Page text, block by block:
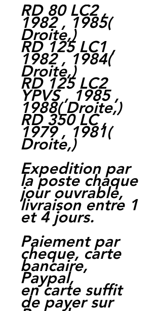
RD 80 LC2 ,
1982 , 1985(
Droite,)
RD 125 LC1 ,
1982 , 1984(
Droite,)
RD 125 LC2
YPVS , 1985 ,
1988(Droite,)
RD 350 LC ,
1979 , 1981(
Droite,)
Expedition par
la poste chaque
jour ouvrable,
livraison entre 1
et 4 jours.
Paiement par
cheque, carte
bancaire,
Paypal,
en carte suffit
de payer sur